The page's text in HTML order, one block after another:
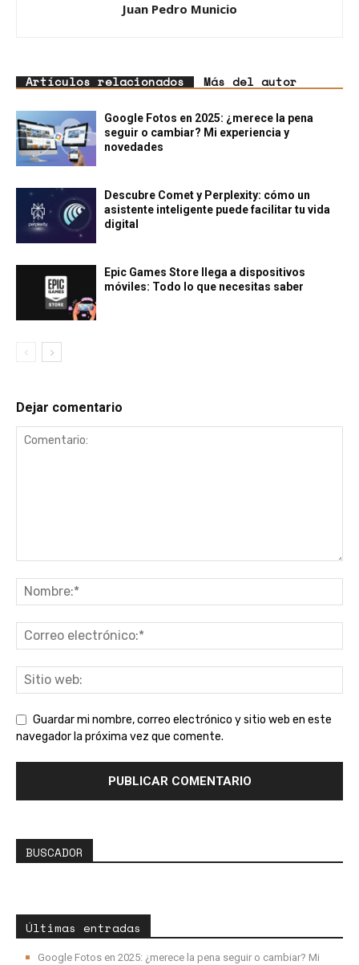
Juan Pedro Municio
Artículos relacionados Más del autor
Google Fotos en 2025: ¿merece la pena
seguir o cambiar? Mi experiencia y
novedades
Descubre Comet y Perplexity: cómo un
asistente inteligente puede facilitar tu vida
digital
Epic Games Store llega a dispositivos
móviles: Todo lo que necesitas saber
Dejar comentario
Guardar mi nombre, correo electrónico y sitio web en este
navegador la próxima vez que comente.
BUSCADOR
Últimas entradas
Google Fotos en 2025: ¿merece la pena seguir o cambiar? Mi